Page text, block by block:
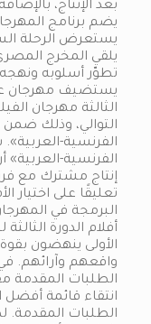
بعد الإنتاج،
يضم برنامج
يستعرض الرحلة
يلقي المخرج
تطوّر أسلوبه
يستضيف مهرجان
الثالثة مهرجان
التوالي، وذلك
الفرنسية-
الفرنسية-العربية»
إنتاج مشترك مع
تعليقًا على اختيار
البرمجة في
أفلام الدورة
الأولى ينهضون
واقعهم وآرائهم.
الطلبات المقدمة
انتقاء قائمة أفضل
الطلبات المقدمة.